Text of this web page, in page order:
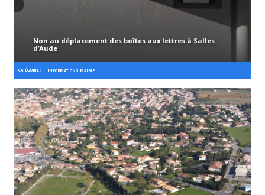
CATÉGORIE : INFORMATIONS MAIRIE
Non au déplacement des boîtes aux lettres à Salles
d’Aude